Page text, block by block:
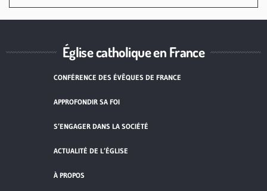
Église catholique en France
CONFÉRENCE DES ÉVÊQUES DE FRANCE
APPROFONDIR SA FOI
S’ENGAGER DANS LA SOCIÉTÉ
ACTUALITÉ DE L’ÉGLISE
À PROPOS